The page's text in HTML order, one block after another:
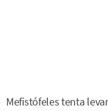
Mefistófeles tenta